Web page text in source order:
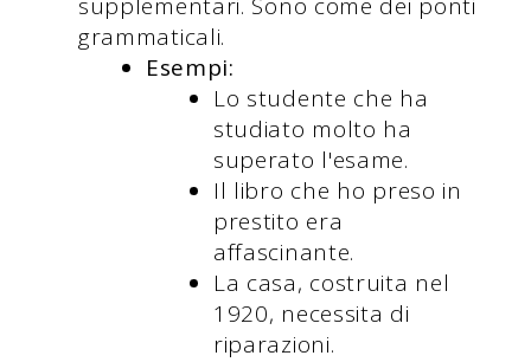
supplementari. Sono come dei ponti
grammaticali.
Esempi:
Lo studente che ha
studiato molto ha
superato l'esame.
Il libro che ho preso in
prestito era
affascinante.
La casa, costruita nel
1920, necessita di
riparazioni.